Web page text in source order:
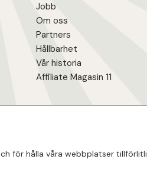
Jobb
Om oss
Partners
Hållbarhet
Vår historia
Affiliate Magasin 11
för hålla våra webbplatser